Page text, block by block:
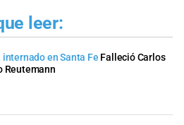
leer:
internado en Santa Fe Falleció Carlos
Reutemann